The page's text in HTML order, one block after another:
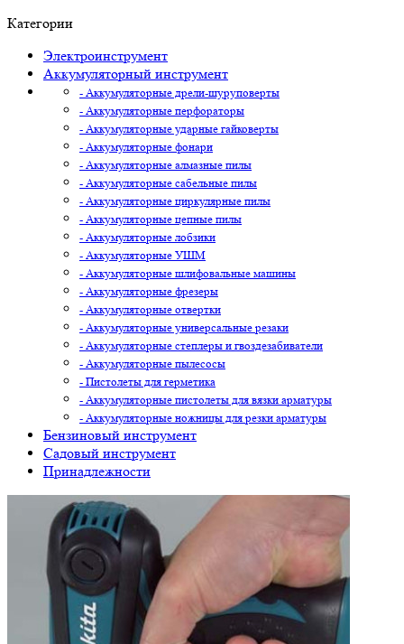
Категории
Электроинструмент
Аккумуляторный инструмент
- Аккумуляторные дрели-шуруповерты
- Аккумуляторные перфораторы
- Аккумуляторные ударные гайковерты
- Аккумуляторные фонари
- Аккумуляторные алмазные пилы
- Аккумуляторные сабельные пилы
- Аккумуляторные циркулярные пилы
- Аккумуляторные цепные пилы
- Аккумуляторные лобзики
- Аккумуляторные УШМ
- Аккумуляторные шлифовальные машины
- Аккумуляторные фрезеры
- Аккумуляторные отвертки
- Аккумуляторные универсальные резаки
- Аккумуляторные степлеры и гвоздезабиватели
- Аккумуляторные пылесосы
- Пистолеты для герметика
- Аккумуляторные пистолеты для вязки арматуры
- Аккумуляторные ножницы для резки арматуры
Бензиновый инструмент
Садовый инструмент
Принадлежности